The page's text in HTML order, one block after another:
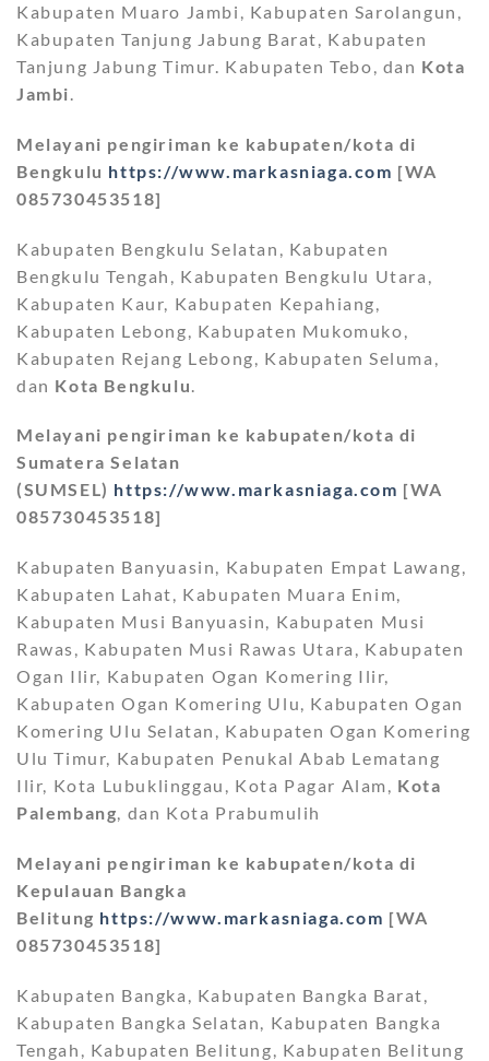
Kabupaten Muaro Jambi, Kabupaten Sarolangun,
Kabupaten Tanjung Jabung Barat, Kabupaten
Tanjung Jabung Timur. Kabupaten Tebo, dan Kota
Jambi.
Melayani pengiriman ke kabupaten/kota di
Bengkulu https://www.markasniaga.com [WA
085730453518]
Kabupaten Bengkulu Selatan, Kabupaten
Bengkulu Tengah, Kabupaten Bengkulu Utara,
Kabupaten Kaur, Kabupaten Kepahiang,
Kabupaten Lebong, Kabupaten Mukomuko,
Kabupaten Rejang Lebong, Kabupaten Seluma,
dan Kota Bengkulu
Melayani pengiriman ke kabupaten/kota di
Sumatera Selatan
(SUMSEL) https://www.markasniaga.com [WA
085730453518]
Kabupaten Banyuasin, Kabupaten Empat Lawang,
Kabupaten Lahat, Kabupaten Muara Enim,
Kabupaten Musi Banyuasin, Kabupaten Musi
Rawas, Kabupaten Musi Rawas Utara, Kabupaten
Ogan Ilir, Kabupaten Ogan Komering Ilir,
Kabupaten Ogan Komering Ulu, Kabupaten Ogan
Komering Ulu Selatan, Kabupaten Ogan Komering
Ulu Timur, Kabupaten Penukal Abab Lematang
Ilir, Kota Lubuklinggau, Kota Pagar Alam, Kota
Palembang, dan Kota Prabumulih
Melayani pengiriman ke kabupaten/kota di
Kepulauan Bangka
Belitung https://www.markasniaga.com [WA
085730453518]
Kabupaten Bangka, Kabupaten Bangka Barat,
Kabupaten Bangka Selatan, Kabupaten Bangka
Tengah, Kabupaten Belitung, Kabupaten Belitung